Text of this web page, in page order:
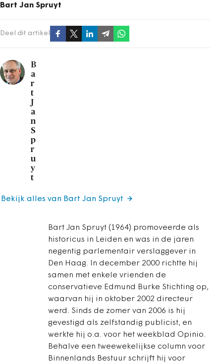
Bart Jan Spruyt
Deel dit artikel
B
a
r
t
J
a
n
S
p
r
u
y
t
Bart Jan Spruyt (1964) promoveerde als
historicus in Leiden en was in de jaren
negentig parlementair verslaggever in
Den Haag. In december 2000 richtte hij
samen met enkele vrienden de
conservatieve Edmund Burke Stichting op,
waarvan hij in oktober 2002 directeur
werd. Sinds de zomer van 2006 is hij
gevestigd als zelfstandig publicist, en
werkte hij o.a. voor het weekblad Opinio.
Behalve een tweewekelijkse column voor
Binnenlands Bestuur schrijft hij voor
Bekijk alles van Bart Jan Spruyt